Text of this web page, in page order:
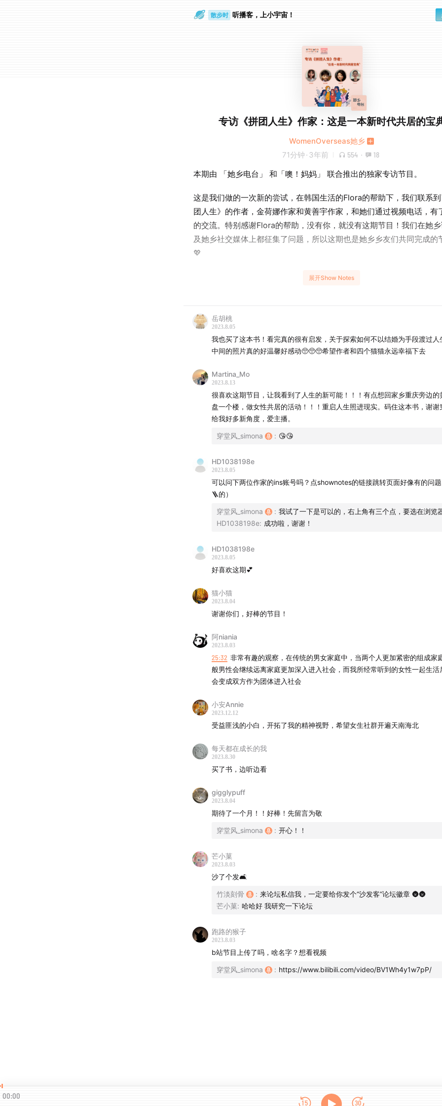
散步时 听播客，上小宇宙！
专访《拼团人生》作家：这是一本新时代共居的宝
WomenOverseas她乡
71分钟 · 3年前 554 · 18
本期由 「她乡电台」 和「噢！妈妈」 联合推出的独家专访节目。
这是我们做的一次新的尝试，在韩国生活的Flora的帮助下，我们联系
团人生》的作者，金荷娜作家和黄善宇作家，和她们通过视频电话，有
的交流。特别感谢Flora的帮助，没有你，就没有这期节目！我们在她
及她乡社交媒体上都征集了问题，所以这期也是她乡乡友们共同完成的
💖
应两位作家的要求，音频版本会有主播的中文提问，作家的韩语回答，
两位作家的书在中国出版后，我们居然是第一个找到她们的中国人和播
我们也想和更多韩国的以及其他国家的作者进行这样的连线采访，和她
些中文读者会有的一些问题和感想。
Timestamp
1:28两位作家的中文打招呼！
03:15中译本发行后，是否有收到中文读者的反馈
04:05COVID期间，两位的生活和《拼团人生》书里的状态相比有什
12:22金荷娜作家和母亲共同出版了新书，女性不愿意生孩子拉低了生
18:57两位的关系如何定义？作家们对这个问题感到惊讶
23:43两人的收入如何分配，韩国女星最羡慕的是自己的丈夫
33:35不婚不育，养老怎么办？韩国政府有做出努力吗？
44:17共居后有各自恋爱吗？如何保持平衡
50:35是否有收到负面评价
01:00:15 和Flora的对话，Flora和两位作家的故事
主持：穿堂风（小红书：
嘉宾：黄善宇作家（Instagram
策划：Flora，穿堂风
后期：Flora，穿堂风
封面：Constance
拼团人生豆瓣读书
两位作家的播客 Spotify
两位作家的播客
Apple Podcasts
噢！妈妈播客的
和海内外华人女性/non-binary共同探索广阔的世界，成为更好的自己。
以找到我们。
👭🏻WomenSupportWomen👭🏻
网址： Womenoverseas.com
论坛最近将注册更改为审核方式，只需要回答两个问题，不需要邀请码
国内的朋友： 欢迎在爱发电平台支持我们
海外的朋友：欢迎在 Patreon或Ko-fi支持我们。（用户名都是
展开Show Notes
岳胡桃
2023.8.05
我也买了这本书！看完真的很有启发，关于探索如何不以结婚为手段渡过人
中间的照片真的好温馨好感动🥺🥺🥺希望作者和四个猫猫永远幸福下去
Martina_Mo
2023.8.13
很喜欢这期节目，让我看到了人生的新可能！！！有点想回家乡重庆旁边的
盘一个楼，做女性共居的活动！！！重启人生照进现实。码住这本书，谢谢
给我好多新角度，爱主播。
穿堂风_simona : 😘😘
HD1038198e
2023.8.05
可以问下两位作家的ins账号吗？点shownotes的链接跳转页面好像有的问
🪜的）
穿堂风_simona : 我试了一下是可以的，右上角有三个点，要选在浏览
HD1038198e: 成功啦，谢谢！
HD1038198e
2023.8.05
好喜欢这期💕
猫小猫
2023.8.04
谢谢你们，好棒的节目！
阿niania
2023.8.03
25:32 非常有趣的观察，在传统的男女家庭中，当两个人更加紧密的组成家
般男性会继续远离家庭更加深入进入社会，而我所经常听到的女性一起生活
会变成双方作为团体进入社会
小安Annie
2023.12.12
受益匪浅的小白，开拓了我的精神视野，希望女生社群开遍天南海北
每天都在成长的我
2023.8.30
买了书，边听边看
gigglypuff
2023.8.04
期待了一个月！！好棒！先留言为敬
穿堂风_simona : 开心！！
芒小菓
2023.8.03
沙了个发🛋️
竹淡刻骨 : 来论坛私信我，一定要给你发个“沙发客”论坛徽章 🌚🌚
芒小菓: 哈哈好 我研究一下论坛
跑路的猴子
2023.8.03
b站节目上传了吗，啥名字？想看视频
穿堂风_simona : https://www.bilibili.com/video/BV1Wh4y1w7pP/
00:00